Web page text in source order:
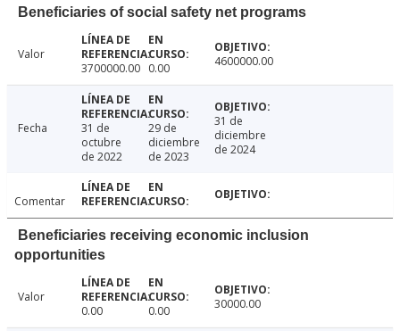
Beneficiaries of social safety net programs
Valor
3700000.00
0.00 4600000.00
Fecha
31 de
octubre
de 2022
29 de
diciembre
de 2023
31 de
diciembre
de 2024
Comentar
Beneficiaries receiving economic inclusion
opportunities
Valor
0.00
0.00 30000.00